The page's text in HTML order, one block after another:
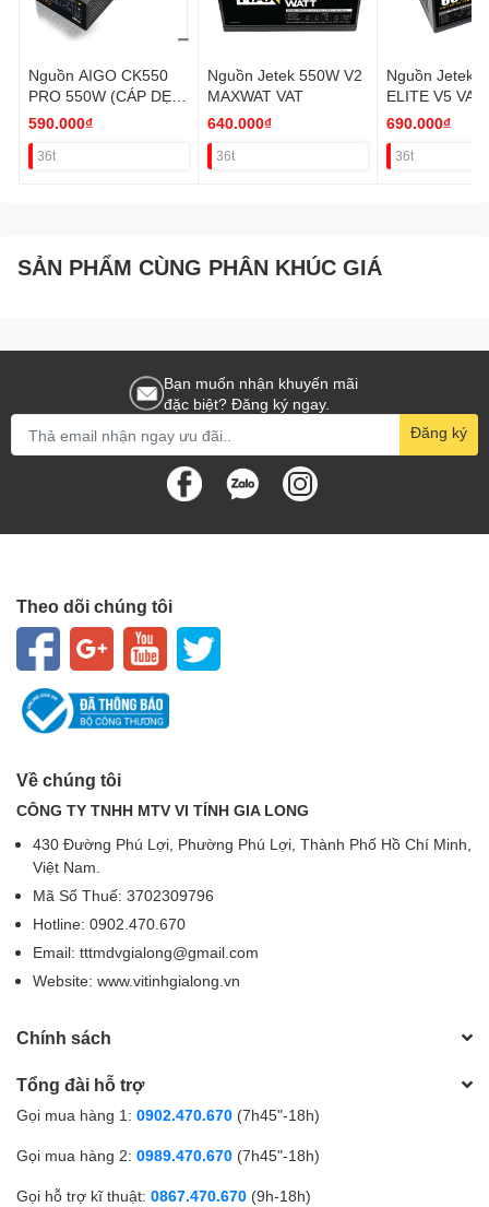
Nguồn AIGO CK550
PRO 550W (CÁP DẸP
MODEL MỚI) VAT
590.000₫
36t
Nguồn Jetek 550W V2
MAXWAT VAT
640.000₫
36t
Nguồn Jetek
ELITE V5 VAT
690.000₫
36t
SẢN PHẨM CÙNG PHÂN KHÚC GIÁ
Bạn muốn nhận khuyến mãi
đặc biệt? Đăng ký ngay.
Đăng ký
Theo dõi chúng tôi
Về chúng tôi
CÔNG TY TNHH MTV VI TÍNH GIA LONG
430 Đường Phú Lợi, Phường Phú Lợi, Thành Phố Hồ Chí Minh,
Việt Nam.
Mã Số Thuế: 3702309796
Hotline: 0902.470.670
Email: tttmdvgialong@gmail.com
Website: www.vitinhgialong.vn
Chính sách
Tổng đài hỗ trợ
Gọi mua hàng 1: 0902.470.670 (7h45"-18h)
Gọi mua hàng 2: 0989.470.670 (7h45"-18h)
Gọi hỗ trợ kĩ thuật: 0867.470.670 (9h-18h)